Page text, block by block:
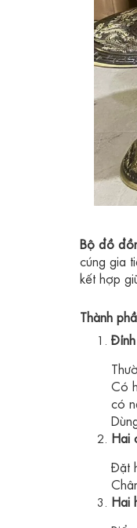
Bộ đồ
cúng gia
kết hợp
Thành
Có
có
Hai
Đặt
Hai